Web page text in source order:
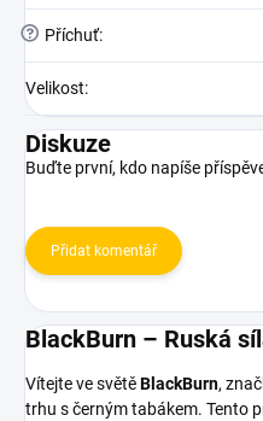
? Příchuť:
Velikost:
Diskuze
Buďte první, kdo napíše
Přidat komentář
BlackBurn – Ruská
Vítejte ve světěBlackBurn,
trhu s černým tabákem. Tento